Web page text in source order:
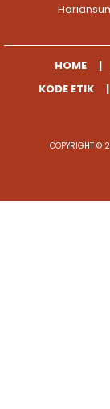
HOME
KODE ETIK
COPYRIGHT ©